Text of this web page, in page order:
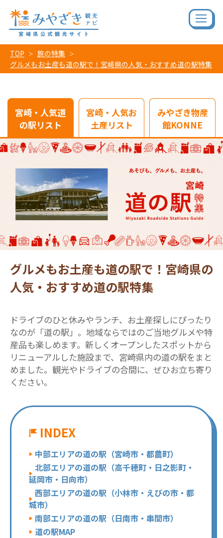
TOP
旅の特集
グルメもお土産も道の駅で！宮崎県の人気・おすすめ道の駅特集
宮崎・人気道
の駅リスト
宮崎・人気お
土産リスト
みやざき物産
館KONNE
グルメもお土産も道の駅で！宮崎県の
人気・おすすめ道の駅特集
ドライブのひと休みやランチ、お土産探しにぴったり
なのが「道の駅」。地域ならではのご当地グルメや特
産品も楽しめます。新しくオープンしたスポットから
リニューアルした施設まで、宮崎県内の道の駅をまと
めました。観光やドライブの合間に、ぜひお立ち寄り
ください。
INDEX
中部エリアの道の駅（宮崎市・都農町）
北部エリアの道の駅（高千穂町・日之影町・
延岡市・日向市）
西部エリアの道の駅（小林市・えびの市・都
城市）
南部エリアの道の駅（日南市・串間市）
道の駅MAP